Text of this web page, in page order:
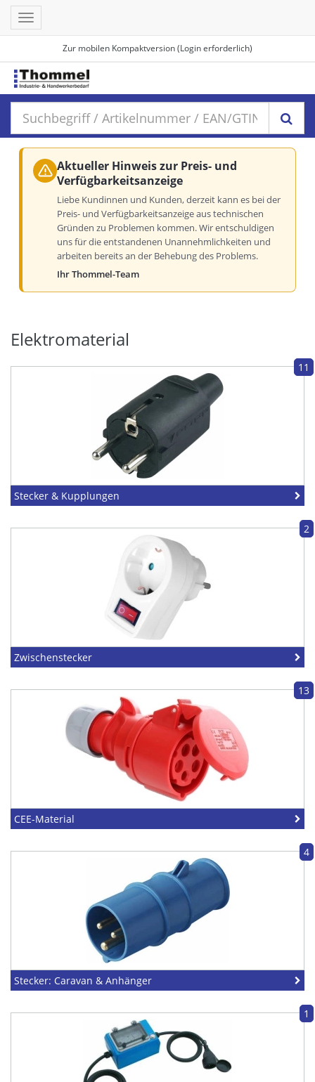
Zur mobilen Kompaktversion (Login erforderlich)
Toggle
navigation
Aktueller Hinweis zur Preis- und
Verfügbarkeitsanzeige
Liebe Kundinnen und Kunden, derzeit kann es bei der
Preis- und Verfügbarkeitsanzeige aus technischen
Gründen zu Problemen kommen. Wir entschuldigen
uns für die entstandenen Unannehmlichkeiten und
arbeiten bereits an der Behebung des Problems.
Ihr Thommel-Team
Elektromaterial
11
Stecker & Kupplungen
2
Zwischenstecker
13
CEE-Material
4
Stecker: Caravan & Anhänger
1